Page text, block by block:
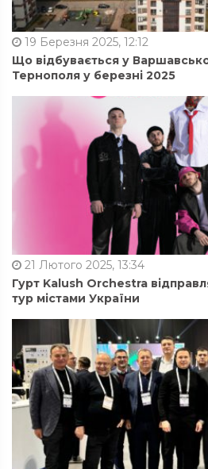
19 Березня 2025, 12:12
Що відбувається у
Тернополя у березні 2025
21 Лютого 2025, 13:34
Гурт Kalush Orchestra
тур містами України